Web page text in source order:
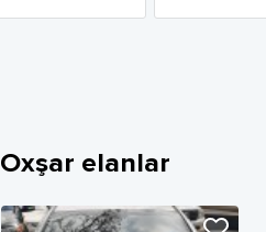
Oxşar elanlar